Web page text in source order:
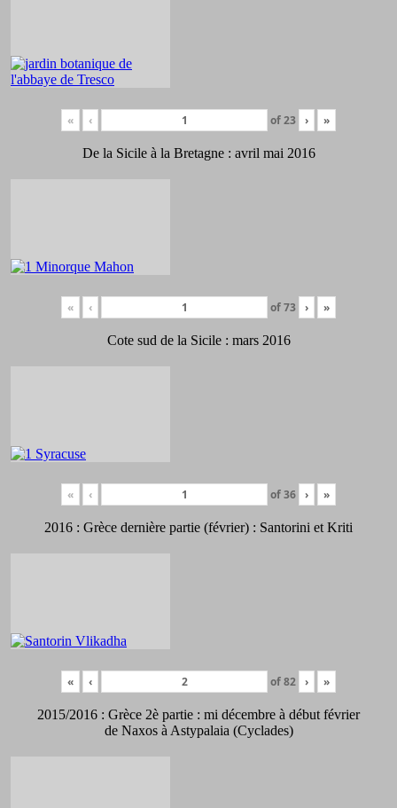
« ‹ of23 › »
De la Sicile à la Bretagne : avril mai 2016
« ‹ of73 › »
Cote sud de la Sicile : mars 2016
« ‹ of36 › »
2016 : Grèce dernière partie (février) : Santorini et Kriti
« ‹ of82 › »
2015/2016 : Grèce 2è partie : mi décembre à début février
de Naxos à Astypalaia (Cyclades)